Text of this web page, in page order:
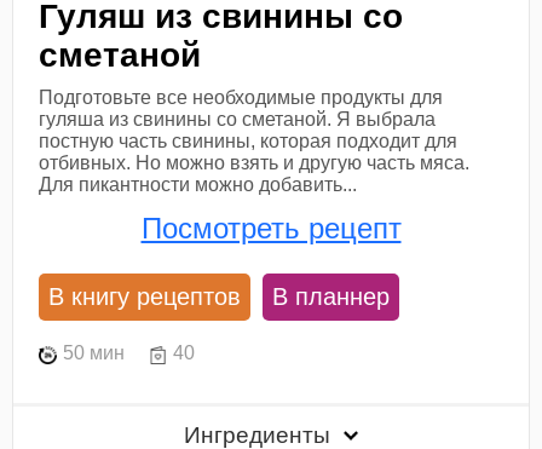
Гуляш из свинины со
сметаной
Подготовьте все необходимые продукты для
гуляша из свинины со сметаной. Я выбрала
постную часть свинины, которая подходит для
отбивных. Но можно взять и другую часть мяса.
Для пикантности можно добавить...
Посмотреть рецепт
В книгу рецептов В планнер
50 мин 40
Ингредиенты